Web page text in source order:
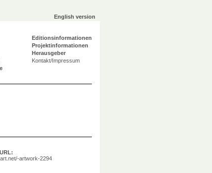
English version
Editionsinformationen
Projektinformationen
Herausgeber
Kontakt/Impressum
artwork-2294